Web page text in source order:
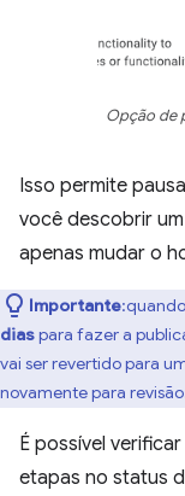
Opção de
Isso permite
você descobrir
apenas mudar o
Importante
diaspara fazer a
vai ser revertido para
novamente para
É possível
etapas no status